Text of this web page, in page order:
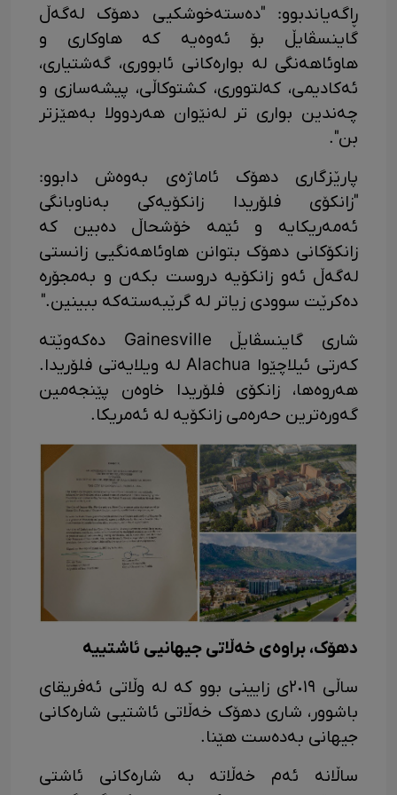
ڕاگەیاندبوو: "دەستەخوشکیی دهۆک لەگەڵ
گاینسڤایڵ بۆ ئەوەیە کە هاوکاری و
هاوئاهەنگی لە بوارەکانی ئابووری، گەشتیاری،
ئەکادیمی، کەلتووری، کشتوکاڵی، پیشەسازی و
چەندین بواری تر لەنێوان هەردوولا بەهێزتر
بن".
پارێزگاری دهۆک ئاماژەی بەوەش دابوو:
"زانکۆی فلۆریدا زانکۆیەکی بەناوبانگی
ئەمەریکایە و ئێمە خۆشحاڵ دەبین کە
زانکۆکانی دهۆک بتوانن هاوئاهەنگیی زانستی
لەگەڵ ئەو زانکۆیە دروست بکەن و بەمجۆرە
دەکرێت سوودی زیاتر لە گرێبەستەکە ببینین."
شاری گاینسڤایڵ Gainesville دەکەوێتە
کەرتی ئیلاچێوا Alachua لە ویلایەتی فلۆریدا.
هەروەها، زانکۆی فلۆریدا خاوەن پێنجەمین
گەورەترین حەرەمی زانکۆیە لە ئەمریکا.
دهۆک، براوەی خەڵاتی جیهانیی ئاشتییە
ساڵی ٢٠١٩ی زایینی بوو کە لە وڵاتی ئەفریقای
باشوور، شاری دهۆک خەڵاتی ئاشتیی شارەکانی
جیهانی بەدەست هێنا.
ساڵانە ئەم خەڵاتە بە شارەکانی ئاشتی